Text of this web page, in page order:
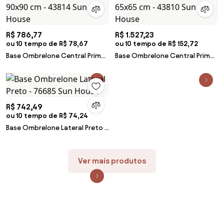
R$ 786,77
ou 10 tempo de R$ 78,67
Base Ombrelone Central Prime/
43814 Sun House
R$ 1.527,23
ou 10 tempo de R$ 152,72
Base Ombrelone Central Prime/
R$ 742,49
ou 10 tempo de R$ 74,24
Base Ombrelone Lateral Preto -
Ver mais produtos